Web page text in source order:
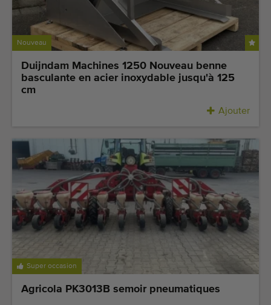
Nouveau
Duijndam Machines 1250 Nouveau benne
basculante en acier inoxydable jusqu'à 125
cm
Ajouter
Super occasion
Agricola PK3013B semoir pneumatiques